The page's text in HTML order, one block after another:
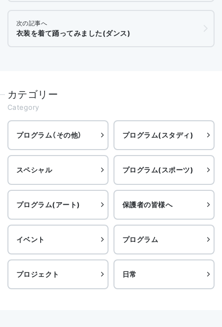
次の記事へ
衣装を着て踊ってみました(ダンス)
カテゴリー
Category
プログラム（その他） プログラム(スタディ)
スペシャル プログラム(スポーツ)
プログラム(アート) 保護者の皆様へ
イベント プログラム
プロジェクト 日常